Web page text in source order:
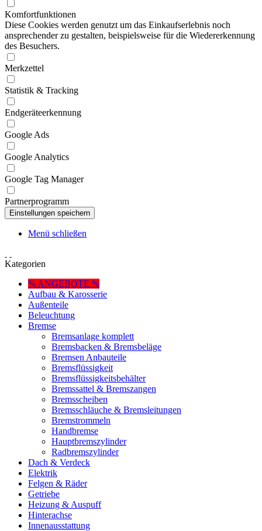
Komfortfunktionen
Diese Cookies werden genutzt um das Einkaufserlebnis noch
ansprechender zu gestalten, beispielsweise für die Wiedererkennung
des Besuchers.
Merkzettel
Statistik & Tracking
Endgeräteerkennung
Google Ads
Google Analytics
Google Tag Manager
Partnerprogramm
Menü schließen
Kategorien
% ANGEBOTE %
Aufbau & Karosserie
Außenteile
Beleuchtung
Bremse
Bremsanlage komplett
Bremsbacken & Bremsbeläge
Bremsen Anbauteile
Bremsflüssigkeit
Bremsflüssigkeitsbehälter
Bremssattel & Bremszangen
Bremsscheiben
Bremsschläuche & Bremsleitungen
Bremstrommeln
Handbremse
Hauptbremszylinder
Radbremszylinder
Dach & Verdeck
Elektrik
Felgen & Räder
Getriebe
Heizung & Auspuff
Hinterachse
Innenausstattung